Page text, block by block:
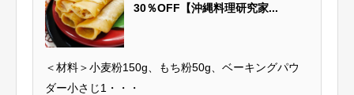
30％OFF【沖縄料理研究家...
＜材料＞小麦粉150g、もち粉50g、ベーキングパウ
ダー小さじ1・・・